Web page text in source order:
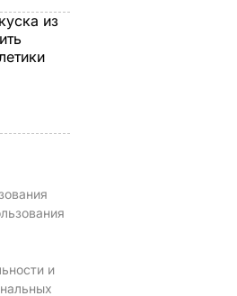
из
и